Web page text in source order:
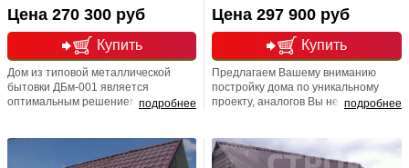
Купить
Цена 270 300 руб
подробнее
Дом из типовой металлической
бытовки ДБм-001 является
оптимальным решением в жизни
они очаровательны, изысканы и
многофункциональны. Компания
Купить
Цена 297 900 руб
подробнее
Предлагаем Вашему вниманию
постройку дома по уникальному
проекту, аналогов Вы не найдете!
изучит все ваши пожелания.
Именно мы воплотим Вашу мечту в